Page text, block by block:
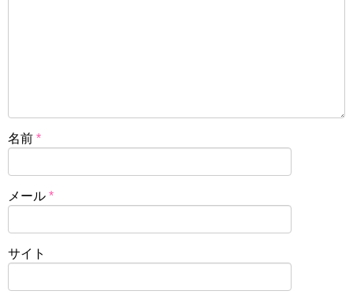
名前 *
メール *
サイト